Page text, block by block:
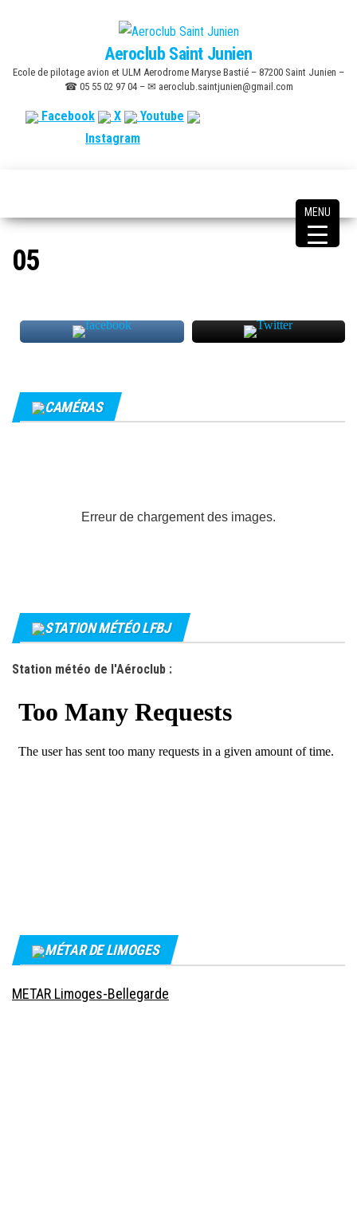
content
Aeroclub Saint Junien
Ecole de pilotage avion et ULM Aerodrome Maryse Bastié – 87200 Saint Junien –
☎ 05 55 02 97 04 – ✉ aeroclub.saintjunien@gmail.com
Facebook X
Youtube
Instagram
05
CAMÉRAS
Erreur de chargement des images.
STATION MÉTÉO LFBJ
Station météo de l'Aéroclub :
MÉTAR DE LIMOGES
METAR Limoges-Bellegarde
MENU